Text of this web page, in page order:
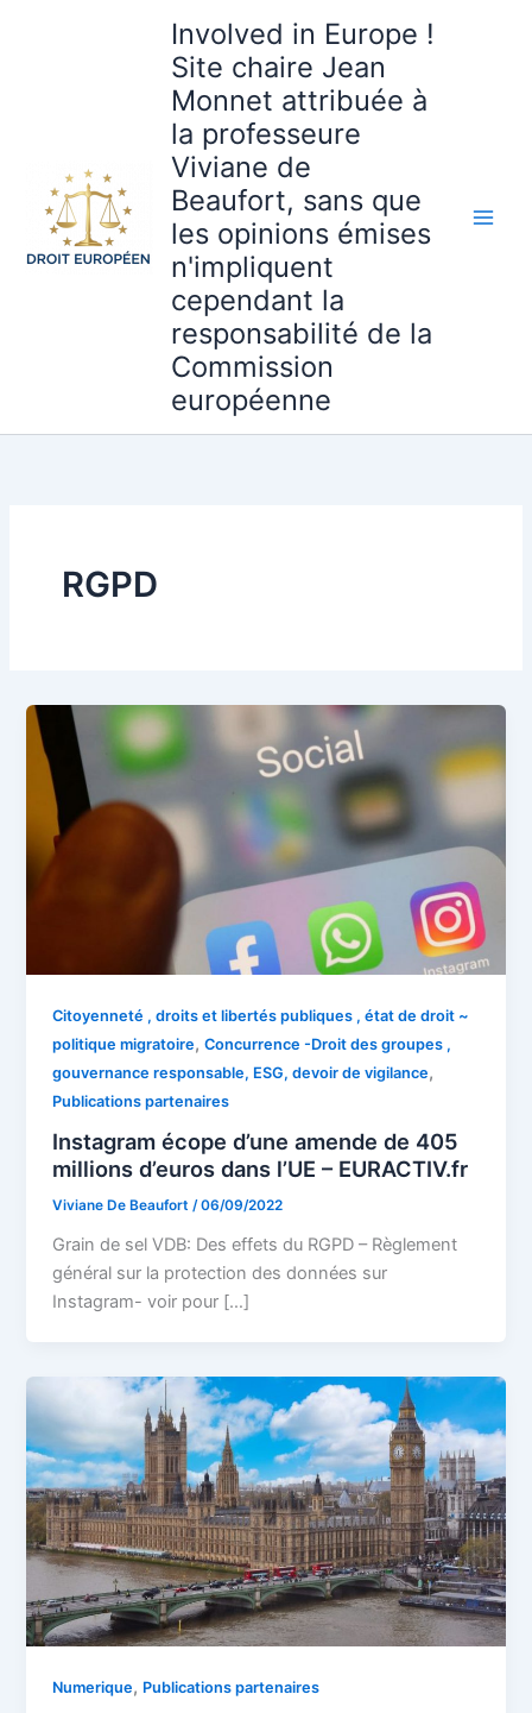
Involved in Europe !
Site chaire Jean
Monnet attribuée à
la professeure
Viviane de
Beaufort, sans que
les opinions émises
n'impliquent
cependant la
responsabilité de la
Commission
européenne
RGPD
Citoyenneté , droits et libertés publiques , état de droit ~
politique migratoire,Concurrence -Droit des groupes ,
gouvernance responsable, ESG, devoir de vigilance,
Publications partenaires
Instagram écope d’une amende de 405
millions d’euros dans l’UE – EURACTIV.fr
Viviane De Beaufort/06/09/2022
Grain de sel VDB: Des effets du RGPD – Règlement
général sur la protection des données sur
Instagram- voir pour […]
Numerique, Publications partenaires